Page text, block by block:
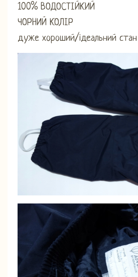
100% ВОДОСТІЙКИЙ
ЧОРНИЙ КОЛІР
дуже хороший/ідеальний